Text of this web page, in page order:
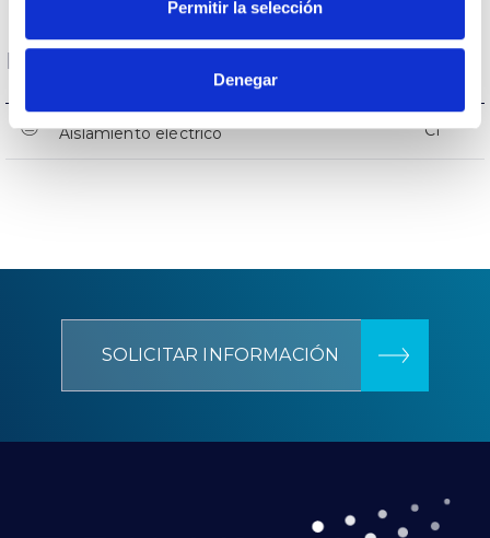
Permitir la selección
Denegar
Datos Generales
Aislamiento eléctrico CI
SOLICITAR INFORMACIÓN